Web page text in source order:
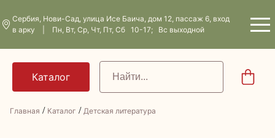
Сербия, Нови-Сад, улица Исе Баича, дом 12, пассаж 6, вход
в арку | Пн, Вт, Ср, Чт, Пт, Сб 10-17; Вс выходной
Главная / Каталог / Детская литература